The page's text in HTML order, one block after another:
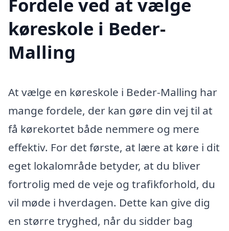
Fordele ved at vælge
køreskole i Beder-
Malling
At vælge en køreskole i Beder-Malling har
mange fordele, der kan gøre din vej til at
få kørekortet både nemmere og mere
effektiv. For det første, at lære at køre i dit
eget lokalområde betyder, at du bliver
fortrolig med de veje og trafikforhold, du
vil møde i hverdagen. Dette kan give dig
en større tryghed, når du sidder bag